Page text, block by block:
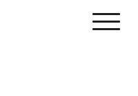
Menu